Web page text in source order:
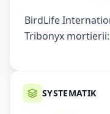
BirdLife
Tribonyx mortierii:
SYSTEMATIK